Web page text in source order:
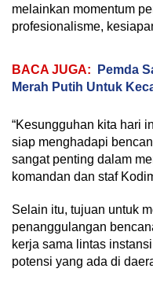
melainkan momentum
profesionalisme,
BACA JUGA:
Pemda
Merah Putih Untuk
“Kesungguhan kita hari
siap menghadapi
sangat penting dalam
komandan dan staf
Selain itu, tujuan untuk
penanggulangan
kerja sama lintas
potensi yang ada di